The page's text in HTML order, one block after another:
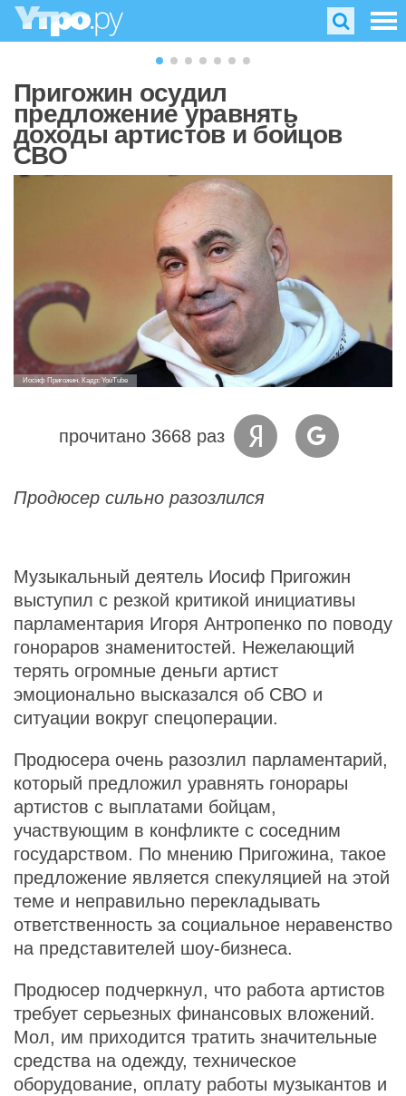
Пригожин осудил
предложение уравнять
доходы артистов и бойцов
СВО
Иосиф Пригожин. Кадр: YouTube
прочитано 3668 раз
Продюсер сильно разозлился
Музыкальный деятель Иосиф Пригожин
выступил с резкой критикой инициативы
парламентария Игоря Антропенко по поводу
гонораров знаменитостей. Нежелающий
терять огромные деньги артист
эмоционально высказался об СВО и
ситуации вокруг спецоперации.
Продюсера очень разозлил парламентарий,
который предложил уравнять гонорары
артистов с выплатами бойцам,
участвующим в конфликте с соседним
государством. По мнению Пригожина, такое
предложение является спекуляцией на этой
теме и неправильно перекладывать
ответственность за социальное неравенство
на представителей шоу-бизнеса.
Продюсер подчеркнул, что работа артистов
требует серьезных финансовых вложений.
Мол, им приходится тратить значительные
средства на одежду, техническое
оборудование, оплату работы музыкантов и